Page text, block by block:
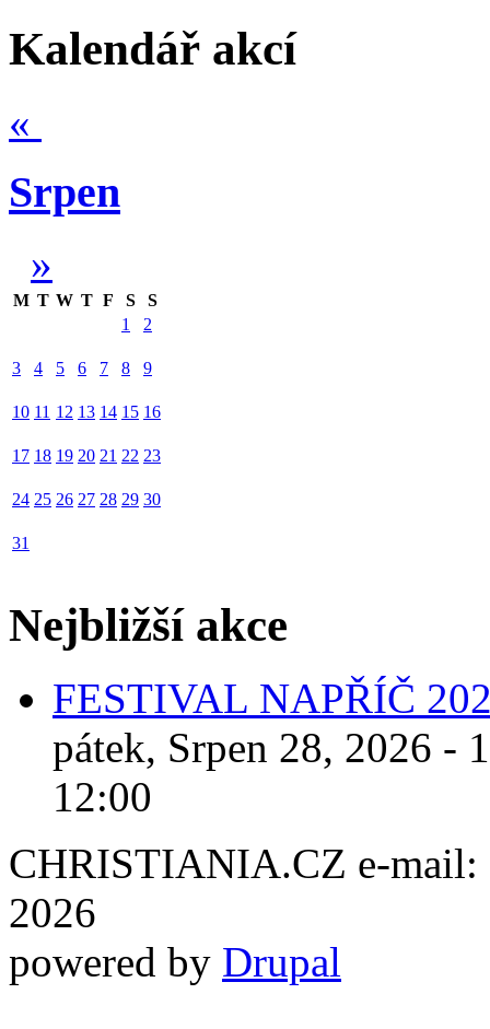
Kalendář akcí
«
Srpen
»
M T W T F S
S
1
2
3 4 5 6 7 8 9
10 11 12 13 14 15 16
17 18 19 20 21 22 23
24 25 26 27 28 29 30
31
Nejbližší akce
FESTIVAL NAPŘÍČ
pátek, Srpen 28, 2026 -
12:00
CHRISTIANIA.CZ e-mail:
2026
powered by Drupal